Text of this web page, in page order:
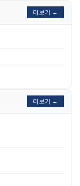
더보기 →
더보기 →